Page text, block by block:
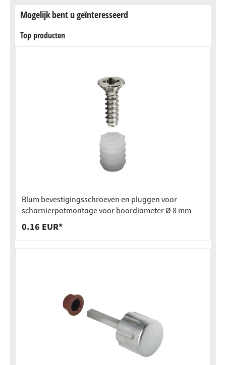
Mogelijk bent u geïnteresseerd
Top producten
Blum bevestigingsschroeven en pluggen voor
scharnierpotmontage voor boordiameter Ø 8 mm
0.16 EUR*